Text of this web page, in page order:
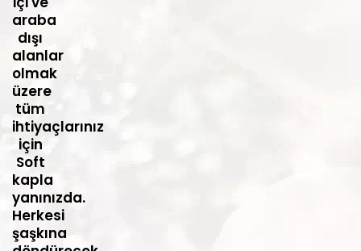
araba
dışı
alanlar
olmak
üzere
tüm
ihtiyaçlarınız
için
Soft
kapla
yanınızda.
Herkesi
şaşkına